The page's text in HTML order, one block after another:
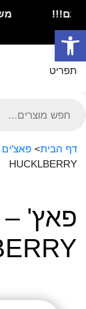
פתח סרגל
משלוחים
תפריט
search
דף הבית> פאצ'ים
HUCKLBERRY